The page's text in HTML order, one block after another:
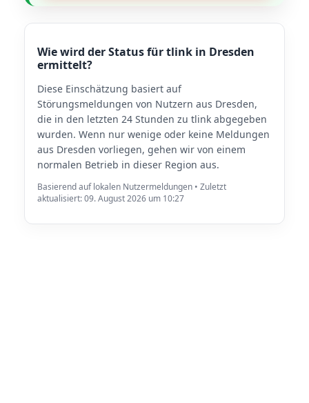
Wie wird der Status für tlink in Dresden
ermittelt?
Diese Einschätzung basiert auf
Störungsmeldungen von Nutzern aus Dresden,
die in den letzten 24 Stunden zu tlink abgegeben
wurden. Wenn nur wenige oder keine Meldungen
aus Dresden vorliegen, gehen wir von einem
normalen Betrieb in dieser Region aus.
Basierend auf lokalen Nutzermeldungen • Zuletzt
aktualisiert: 09. August 2026 um 10:27